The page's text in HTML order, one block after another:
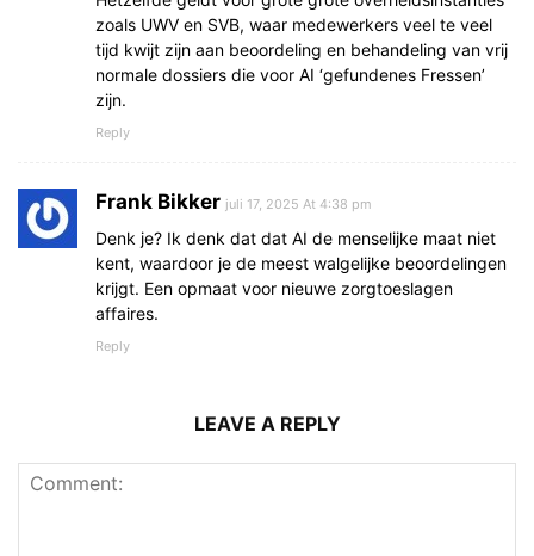
zoals UWV en SVB, waar medewerkers veel te veel
tijd kwijt zijn aan beoordeling en behandeling van vrij
normale dossiers die voor AI ‘gefundenes Fressen’
zijn.
Reply
Frank Bikker juli 17, 2025 At 4:38 pm
Denk je? Ik denk dat dat AI de menselijke maat niet
kent, waardoor je de meest walgelijke beoordelingen
krijgt. Een opmaat voor nieuwe zorgtoeslagen
affaires.
Reply
LEAVE A REPLY